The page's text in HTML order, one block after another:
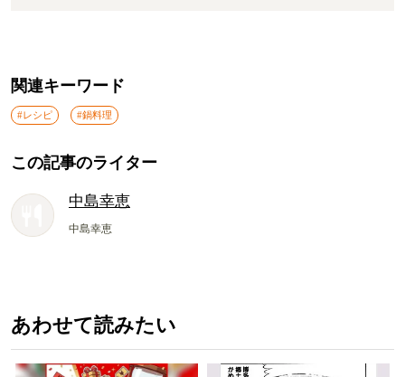
関連キーワード
#レシピ #鍋料理
この記事のライター
中島幸恵
中島幸恵
あわせて読みたい